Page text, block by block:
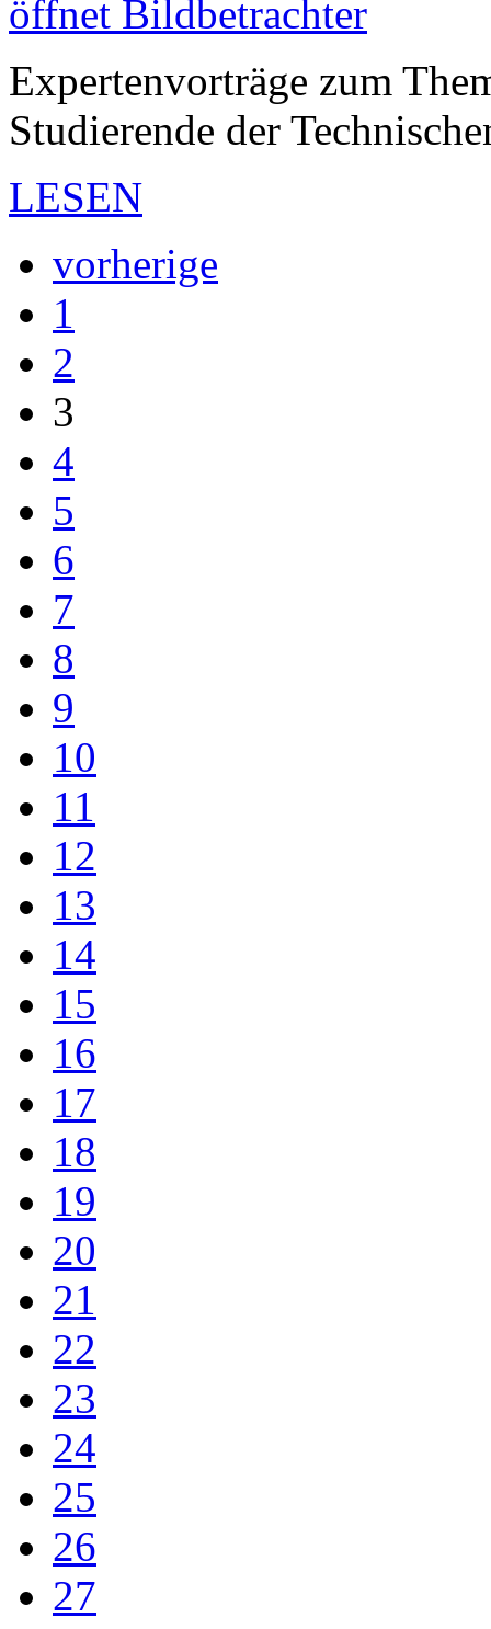
Expertenvorträge zum
Studierende der
LESEN
vorherige
1
2
3
4
5
6
7
8
9
10
11
12
13
14
15
16
17
18
19
20
21
22
23
24
25
26
27